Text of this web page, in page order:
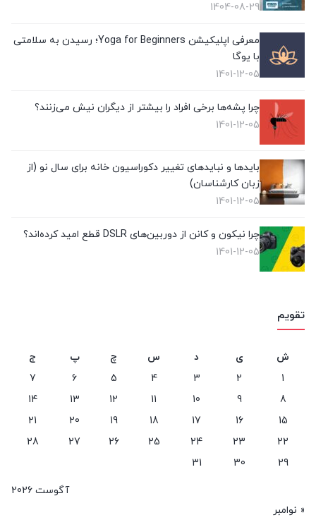
1404-08-29
معرفی اپلیکیشن Yoga for Beginners؛ رسیدن به سلامتی
با یوگا
1401-12-05
چرا پشه‌ها برخی افراد را بیشتر از دیگران نیش می‌زنند؟
1401-12-05
بایدها و نبایدهای تغییر دکوراسیون خانه برای سال نو (از
زبان کارشناسان)
1401-12-05
چرا نیکون و کانن از دوربین‌های DSLR قطع امید کرده‌اند؟
1401-12-05
تقویم
آگوست 2026
ش ی د س چ پ
ج
1
2
3
4
5
6
7
8
9
10
11
12
13
14
15
16
17
18
19
20
21
22
23
24
25
26
27
28
29
30
31
« نوامبر